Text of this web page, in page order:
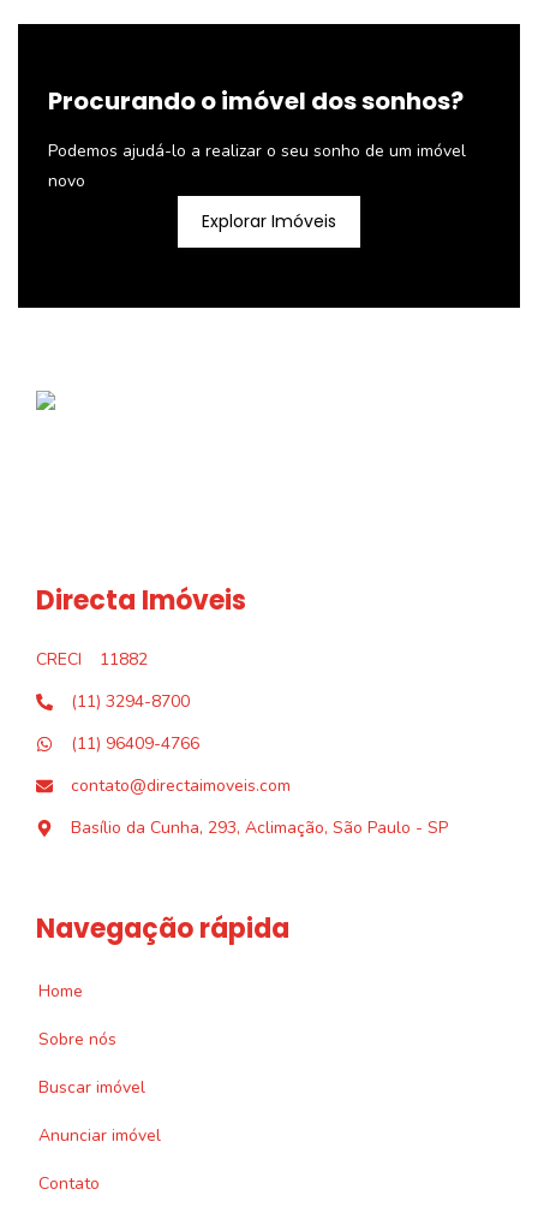
Procurando o imóvel dos sonhos?
Podemos ajudá-lo a realizar o seu sonho de um imóvel
novo
Explorar Imóveis
Directa Imóveis
CRECI
11882
(11) 3294-8700
(11) 96409-4766
contato@directaimoveis.com
Basílio da Cunha, 293, Aclimação, São Paulo - SP
Navegação rápida
Home
Sobre nós
Buscar imóvel
Anunciar imóvel
Contato